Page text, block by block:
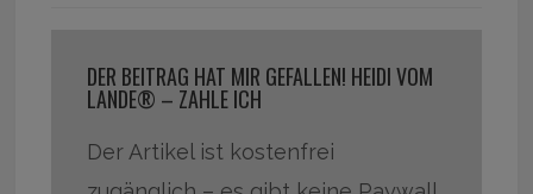
DER BEITRAG HAT MIR GEFALLEN! HEIDI VOM
LANDE® – ZAHLE ICH
Der Artikel ist kostenfrei